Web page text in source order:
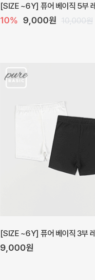
[SIZE ~6Y] 베르 원피스
10% 28,800원 32,000원
5% 39,000원 41,000원